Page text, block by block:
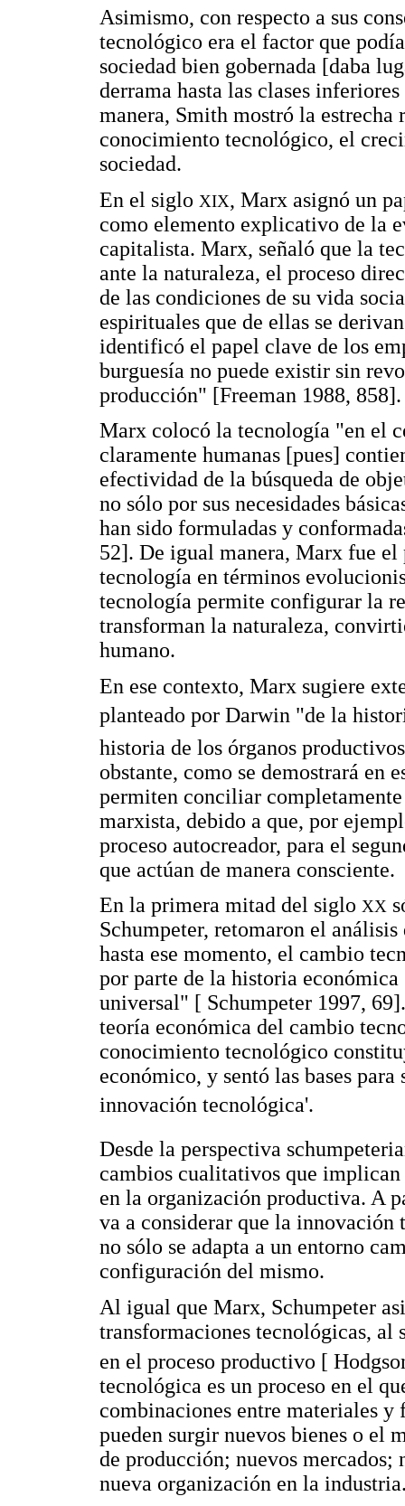
Asimismo, con respecto a sus
tecnológico era el factor que
sociedad bien gobernada [daba
derrama hasta las clases
manera, Smith mostró la estrecha
conocimiento tecnológico, el
sociedad.
En el siglo XIX, Marx asignó un
como elemento explicativo de la
capitalista. Marx, señaló que la
ante la naturaleza, el proceso
de las condiciones de su vida
espirituales que de ellas se
identificó el papel clave de los
burguesía no puede existir sin
producción" [Freeman 1988, 858].
Marx colocó la tecnología "en el
claramente humanas [pues]
efectividad de la búsqueda de
no sólo por sus necesidades
han sido formuladas y
52]. De igual manera, Marx fue
tecnología en términos
tecnología permite configurar la
transforman la naturaleza,
humano.
En ese contexto, Marx sugiere
planteado por Darwin "de la
historia de los órganos
obstante, como se demostrará en
permiten conciliar
marxista, debido a que, por
proceso autocreador, para el
que actúan de manera consciente.
En la primera mitad del siglo XX
Schumpeter, retomaron el
hasta ese momento, el cambio
por parte de la historia
universal" [ Schumpeter 1997,
teoría económica del cambio
conocimiento tecnológico
económico, y sentó las bases
innovación tecnológica'.
Desde la perspectiva
cambios cualitativos que
en la organización productiva. A
va a considerar que la
no sólo se adapta a un entorno
configuración del mismo.
Al igual que Marx, Schumpeter
transformaciones tecnológicas, al
en el proceso productivo [
tecnológica es un proceso en el
combinaciones entre materiales y
pueden surgir nuevos bienes o el
de producción; nuevos mercados;
nueva organización en la